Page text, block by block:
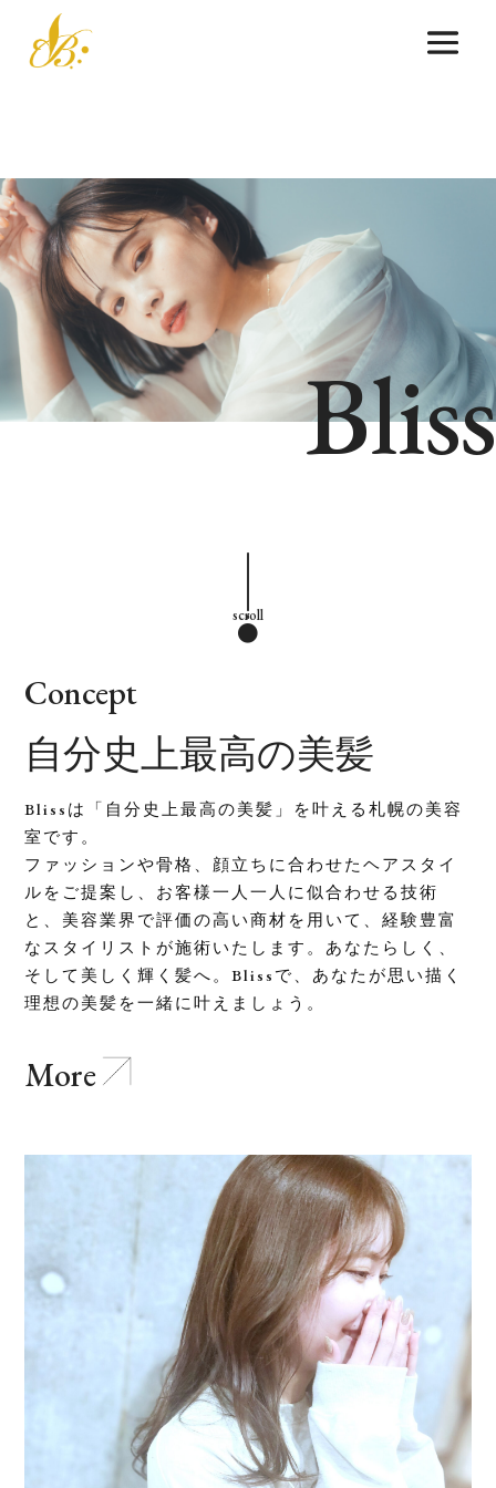
Bliss
scroll
●
Concept
自分史上最高の美髪
Blissは「自分史上最高の美髪」を叶える札幌の美容
室です。
ファッションや骨格、顔立ちに合わせたヘアスタイ
ルをご提案し、お客様一人一人に似合わせる技術
と、美容業界で評価の高い商材を用いて、経験豊富
なスタイリストが施術いたします。あなたらしく、
そして美しく輝く髪へ。Blissで、あなたが思い描く
理想の美髪を一緒に叶えましょう。
More